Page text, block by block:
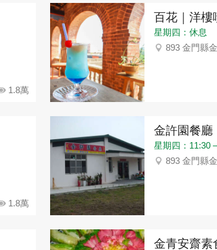
1.8萬
百花｜洋樓
星期四：休息
893 金門縣
1.8萬
金許園餐廳
星期四：11:30
893 金門縣
金青安齋素